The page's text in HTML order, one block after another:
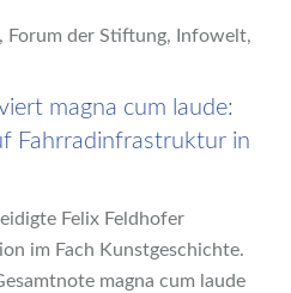
, Forum der Stiftung, Infowelt,
magna cum laude:
Fahrradinfrastruktur in
Felix Feldhofer
im Fach Kunstgeschichte.
magna cum laude